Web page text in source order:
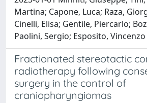
Martina; Capone, Luca; Raza,
Cinelli, Elisa; Gentile, Piercarlo;
Paolini, Sergio; Esposito, Vincenzo
Fractionated stereotactic
radiotherapy following
surgery in the control of
craniopharyngiomas